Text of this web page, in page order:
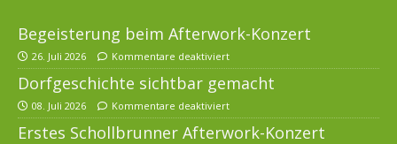
Begeisterung beim Afterwork-Konzert
26. Juli 2026 Kommentare deaktiviert
Dorfgeschichte sichtbar gemacht
08. Juli 2026 Kommentare deaktiviert
Erstes Schollbrunner Afterwork-Konzert